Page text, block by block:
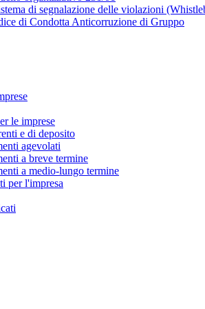
di segnalazione delle violazioni
di Condotta Anticorruzione di Gruppo
le imprese
e di deposito
agevolati
a breve termine
a medio-lungo termine
per l'impresa